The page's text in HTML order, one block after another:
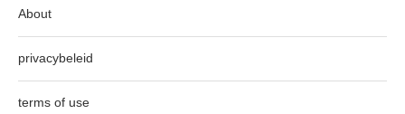
About
privacybeleid
terms of use